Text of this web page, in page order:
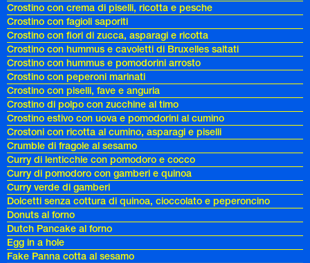
Crostino con crema di piselli, ricotta e pesche
Crostino con fagioli saporiti
Crostino con fiori di zucca, asparagi e ricotta
Crostino con hummus e cavoletti di Bruxelles saltati
Crostino con hummus e pomodorini arrosto
Crostino con peperoni marinati
Crostino con piselli, fave e anguria
Crostino di polpo con zucchine al timo
Crostino estivo con uova e pomodorini al cumino
Crostoni con ricotta al cumino, asparagi e piselli
Crumble di fragole al sesamo
Curry di lenticchie con pomodoro e cocco
Curry di pomodoro con gamberi e quinoa
Curry verde di gamberi
Dolcetti senza cottura di quinoa, cioccolato e peperoncino
Donuts al forno
Dutch Pancake al forno
Egg in a hole
Fake Panna cotta al sesamo